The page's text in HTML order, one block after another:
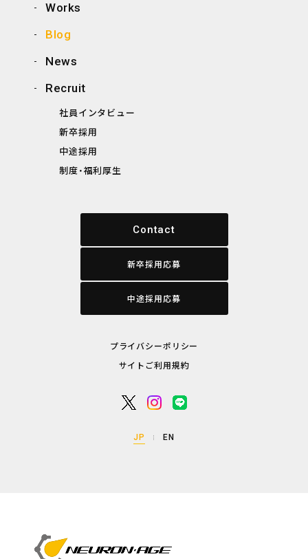
Works
Blog
News
Recruit
社員インタビュー
新卒採用
中途採用
制度・福利厚生
Contact
新卒採用応募
中途採用応募
プライバシーポリシー
サイトご利用規約
JP EN